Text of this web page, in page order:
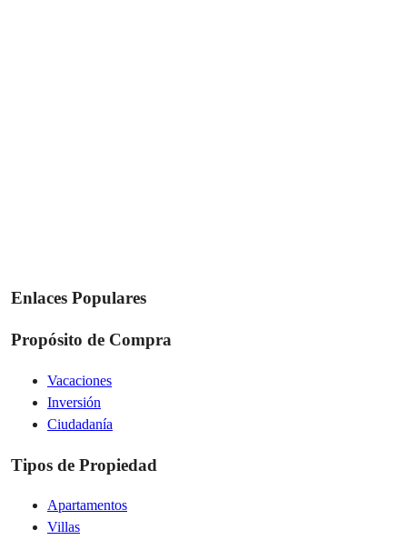
Enlaces Populares
Propósito de Compra
Vacaciones
Inversión
Ciudadanía
Tipos de Propiedad
Apartamentos
Villas